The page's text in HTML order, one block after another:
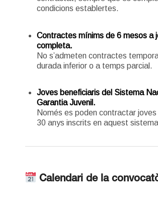
condicions establertes.
Contractes mínims de 6 mesos a
completa.
No s’admeten contractes
durada inferior o a temps parcial.
Joves beneficiaris del Sistema
Garantia Juvenil.
Només es poden contractar
30 anys inscrits en aquest
Calendari de la